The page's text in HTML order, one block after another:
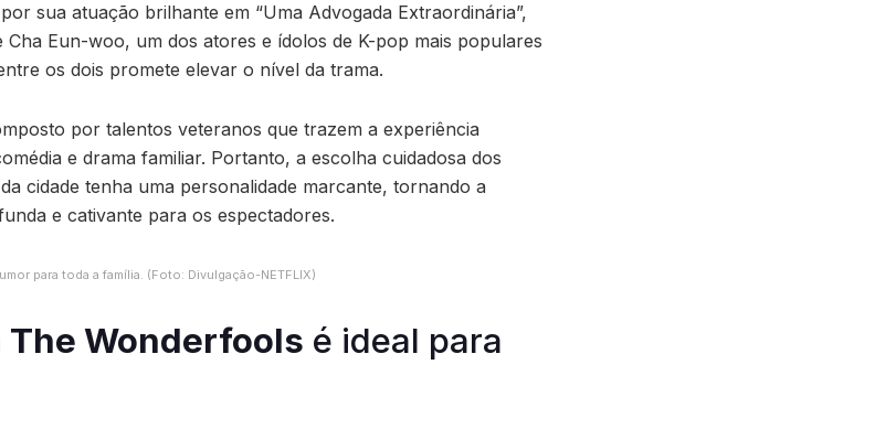
sua atuação brilhante em “Uma Advogada Extraordinária”,
Eun-woo, um dos atores e ídolos de K-pop mais populares
os dois promete elevar o nível da trama.
por talentos veteranos que trazem a experiência
e drama familiar. Portanto, a escolha cuidadosa dos
cidade tenha uma personalidade marcante, tornando a
e cativante para os espectadores.
para toda a família. (Foto: Divulgação-NETFLIX)
The Wonderfools é ideal para